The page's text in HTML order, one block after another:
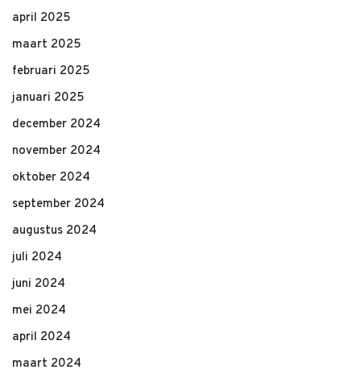
april 2025
maart 2025
februari 2025
januari 2025
december 2024
november 2024
oktober 2024
september 2024
augustus 2024
juli 2024
juni 2024
mei 2024
april 2024
maart 2024